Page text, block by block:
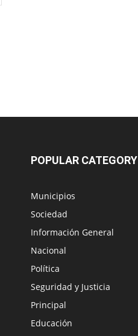
POPULAR CATEGORY
Municipios
Sociedad
Información General
Nacional
Política
Seguridad y Justicia
Principal
Educación